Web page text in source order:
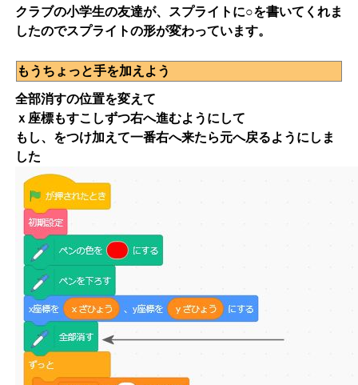
クラブの小学生の友達が、スプライトに○を書いてくれま
したのでスプライトの形が変わっています。
もうちょっと手を加えよう
全部消すの位置を変えて
ｘ座標もすこしずつ右へ進むようにして
もし、をつけ加えて一番右へ来たら元へ戻るようにしま
した